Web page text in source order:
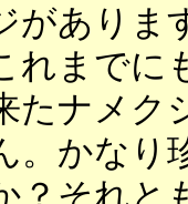
がありま
れまでに
たナメク
。かなり
？それと